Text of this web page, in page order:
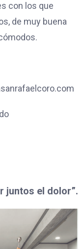
con los que
de muy buena
juntos el dolor”.